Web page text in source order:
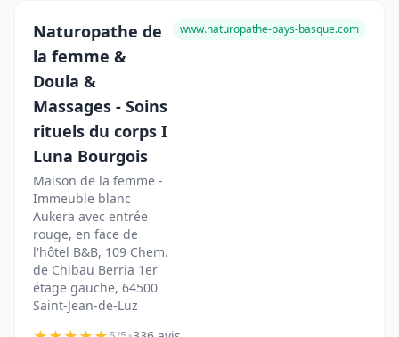
Naturopathe de
la femme &
Doula &
Massages - Soins
rituels du corps I
Luna Bourgois
Maison de la femme -
Immeuble blanc
Aukera avec entrée
rouge, en face de
l'hôtel B&B, 109 Chem.
de Chibau Berria 1er
étage gauche, 64500
Saint-Jean-de-Luz
www.naturopathe-pays-basque.com